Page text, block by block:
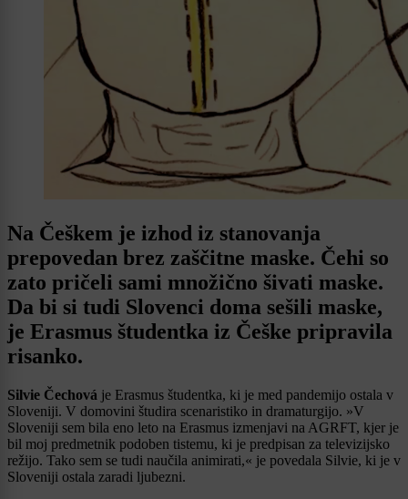
Na Češkem je izhod iz stanovanja
prepovedan brez zaščitne maske. Čehi so
zato pričeli sami množično šivati maske.
Da bi si tudi Slovenci doma sešili maske,
je Erasmus študentka iz Češke pripravila
risanko.
Silvie Čechová je Erasmus študentka, ki je med pandemijo ostala v
Sloveniji. V domovini študira scenaristiko in dramaturgijo. »V
Sloveniji sem bila eno leto na Erasmus izmenjavi na AGRFT, kjer je
bil moj predmetnik podoben tistemu, ki je predpisan za televizijsko
režijo. Tako sem se tudi naučila animirati,« je povedala Silvie, ki je v
Sloveniji ostala zaradi ljubezni.